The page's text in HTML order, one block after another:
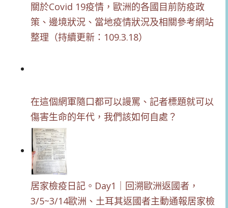
關於Covid 19疫情，歐洲的各國目前防疫政
策、邊境狀況、當地疫情狀況及相關參考網站
整理（持續更新：109.3.18）
在這個網軍隨口都可以謾罵、記者標題就可以
傷害生命的年代，我們該如何自處？
居家檢疫日記。Day1｜回溯歐洲返國者，
3/5~3/14歐洲、土耳其返國者主動通報居家檢